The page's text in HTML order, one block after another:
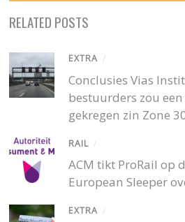
RELATED POSTS
EXTRA /
Conclusies Vias
bestuurders zou
gekregen zin Zone
RAIL /
ACM tikt ProRail op
European Sleeper
EXTRA /